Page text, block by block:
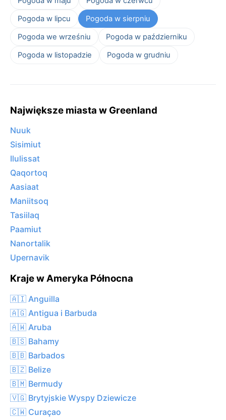
Pogoda w lipcu
Pogoda w sierpniu
Pogoda we wrześniu
Pogoda w październiku
Pogoda w listopadzie
Pogoda w grudniu
Największe miasta w Greenland
Nuuk
Sisimiut
Ilulissat
Qaqortoq
Aasiaat
Maniitsoq
Tasiilaq
Paamiut
Nanortalik
Upernavik
Kraje w Ameryka Północna
🇦🇮 Anguilla
🇦🇬 Antigua i Barbuda
🇦🇼 Aruba
🇧🇸 Bahamy
🇧🇧 Barbados
🇧🇿 Belize
🇧🇲 Bermudy
🇻🇬 Brytyjskie Wyspy Dziewicze
🇨🇼 Curaçao